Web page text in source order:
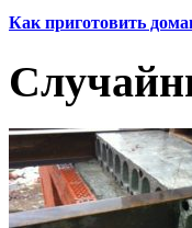
Как приготовить